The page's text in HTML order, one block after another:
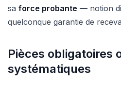
sa force probante — notion
quelconque garantie de
Pièces obligatoires
systématiques